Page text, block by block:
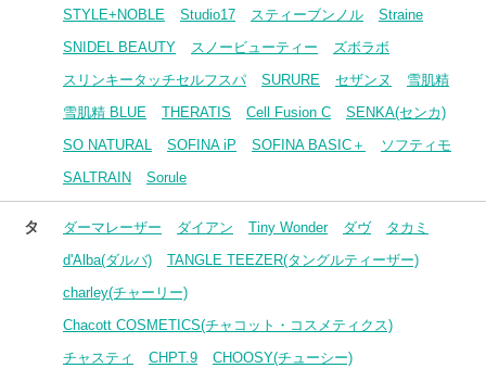
STYLE+NOBLE Studio17 スティーブンノル
Straine
SNIDEL BEAUTY
スノービューティー
ズボラボ
スリンキータッチセルフスパ
SURURE セザンヌ
雪肌精
雪肌精 BLUE
THERATIS Cell Fusion C
SENKA(センカ)
SO NATURAL
SOFINA iP SOFINA BASIC＋
ソフティモ
SALTRAIN
Sorule
タ ダーマレーザー ダイアン Tiny Wonder ダヴ
タカミ
d'Alba(ダルバ)
TANGLE TEEZER(タングルティーザー)
charley(チャーリー)
Chacott COSMETICS(チャコット・コスメティクス)
チャスティ
CHPT.9
CHOOSY(チューシー)